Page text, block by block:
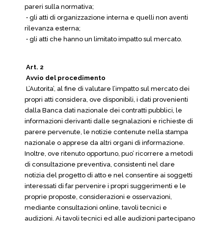
pareri sulla normativa;
• gli atti di organizzazione interna e quelli non aventi
rilevanza esterna;
• gli atti che hanno un limitato impatto sul mercato.
Art. 2
Avvio del procedimento
L’Autorita’, al fine di valutare l’impatto sul mercato dei
propri atti considera, ove disponibili, i dati provenienti
dalla Banca dati nazionale dei contratti pubblici, le
informazioni derivanti dalle segnalazioni e richieste di
parere pervenute, le notizie contenute nella stampa
nazionale o apprese da altri organi di informazione.
Inoltre, ove ritenuto opportuno, puo’ ricorrere a metodi
di consultazione preventiva, consistenti nel dare
notizia del progetto di atto e nel consentire ai soggetti
interessati di far pervenire i propri suggerimenti e le
proprie proposte, considerazioni e osservazioni,
mediante consultazioni online, tavoli tecnici e
audizioni. Ai tavoli tecnici ed alle audizioni partecipano